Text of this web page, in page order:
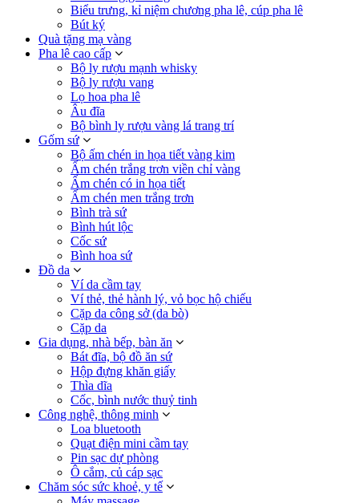
Biểu trưng, kỉ niệm chương pha lê, cúp pha lê
Bút ký
Quà tặng mạ vàng
Pha lê cao cấp
Bộ ly rượu mạnh whisky
Bộ ly rượu vang
Lọ hoa pha lê
Âu đĩa
Bộ bình ly rượu vàng lá trang trí
Gốm sứ
Bộ ấm chén in họa tiết vàng kim
Ấm chén trắng trơn viền chỉ vàng
Ấm chén có in họa tiết
Ấm chén men trắng trơn
Bình trà sứ
Bình hút lộc
Cốc sứ
Bình hoa sứ
Đồ da
Ví da cầm tay
Ví thẻ, thẻ hành lý, vỏ bọc hộ chiếu
Cặp da công sở (da bò)
Cặp da
Gia dụng, nhà bếp, bàn ăn
Bát đĩa, bộ đồ ăn sứ
Hộp đựng khăn giấy
Thìa dĩa
Cốc, bình nước thuỷ tinh
Công nghệ, thông minh
Loa bluetooth
Quạt điện mini cầm tay
Pin sạc dự phòng
Ô cắm, củ cáp sạc
Chăm sóc sức khoẻ, y tế